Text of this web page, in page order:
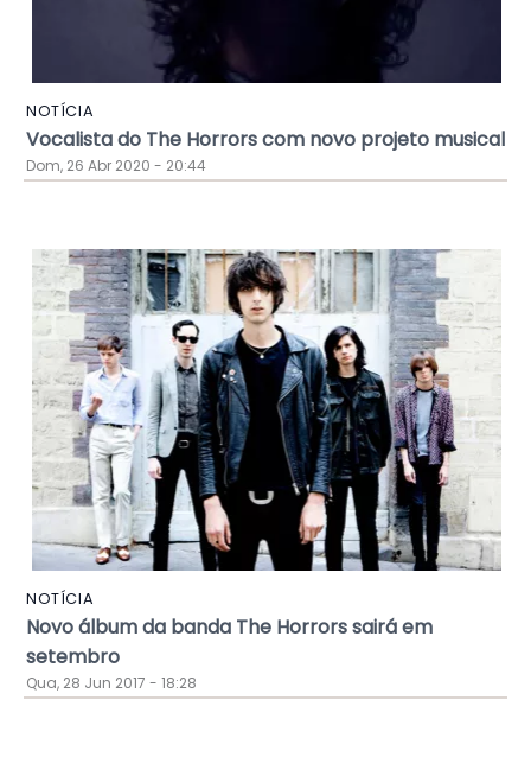
NOTÍCIA
Vocalista do The Horrors com novo projeto musical
Dom, 26 Abr 2020 - 20:44
NOTÍCIA
Novo álbum da banda The Horrors sairá em
setembro
Qua, 28 Jun 2017 - 18:28